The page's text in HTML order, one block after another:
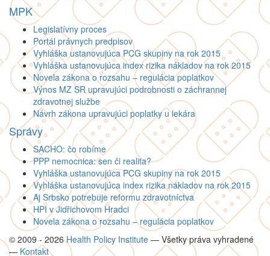
MPK
Legislatívny proces
Portál právnych predpisov
Vyhláška ustanovujúca PCG skupiny na rok 2015
Vyhláška ustanovujúca index rizika nákladov na rok 2015
Novela zákona o rozsahu – regulácia poplatkov
Výnos MZ SR upravujúci podrobnosti o záchrannej
zdravotnej službe
Návrh zákona upravujúci poplatky u lekára
Správy
SACHO: čo robíme
PPP nemocnica: sen či realita?
Vyhláška ustanovujúca PCG skupiny na rok 2015
Vyhláška ustanovujúca index rizika nákladov na rok 2015
Aj Srbsko potrebuje reformu zdravotníctva
HPI v Jidřichovom Hradci
Novela zákona o rozsahu – regulácia poplatkov
© 2009 - 2026Health Policy Institute — Všetky práva vyhradené
— Kontakt